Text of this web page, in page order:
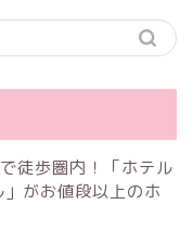
徒歩圏内！「ホテル
がお値段以上のホ